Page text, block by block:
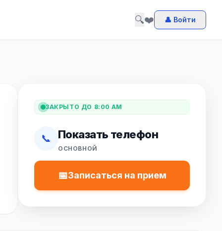
🔍❤️ 👤 Войти
ЗАКРЫТО ДО 8:00 AM
📞 Показать телефон
ОСНОВНОЙ
📅Записаться на прием